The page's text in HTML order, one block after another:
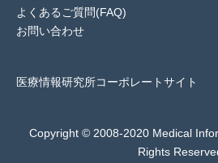
よくあるご質問(FAQ)
お問い合わせ
医療情報研究所コーポレートサイト
Copyright © 2008-2020 Medical
Rights